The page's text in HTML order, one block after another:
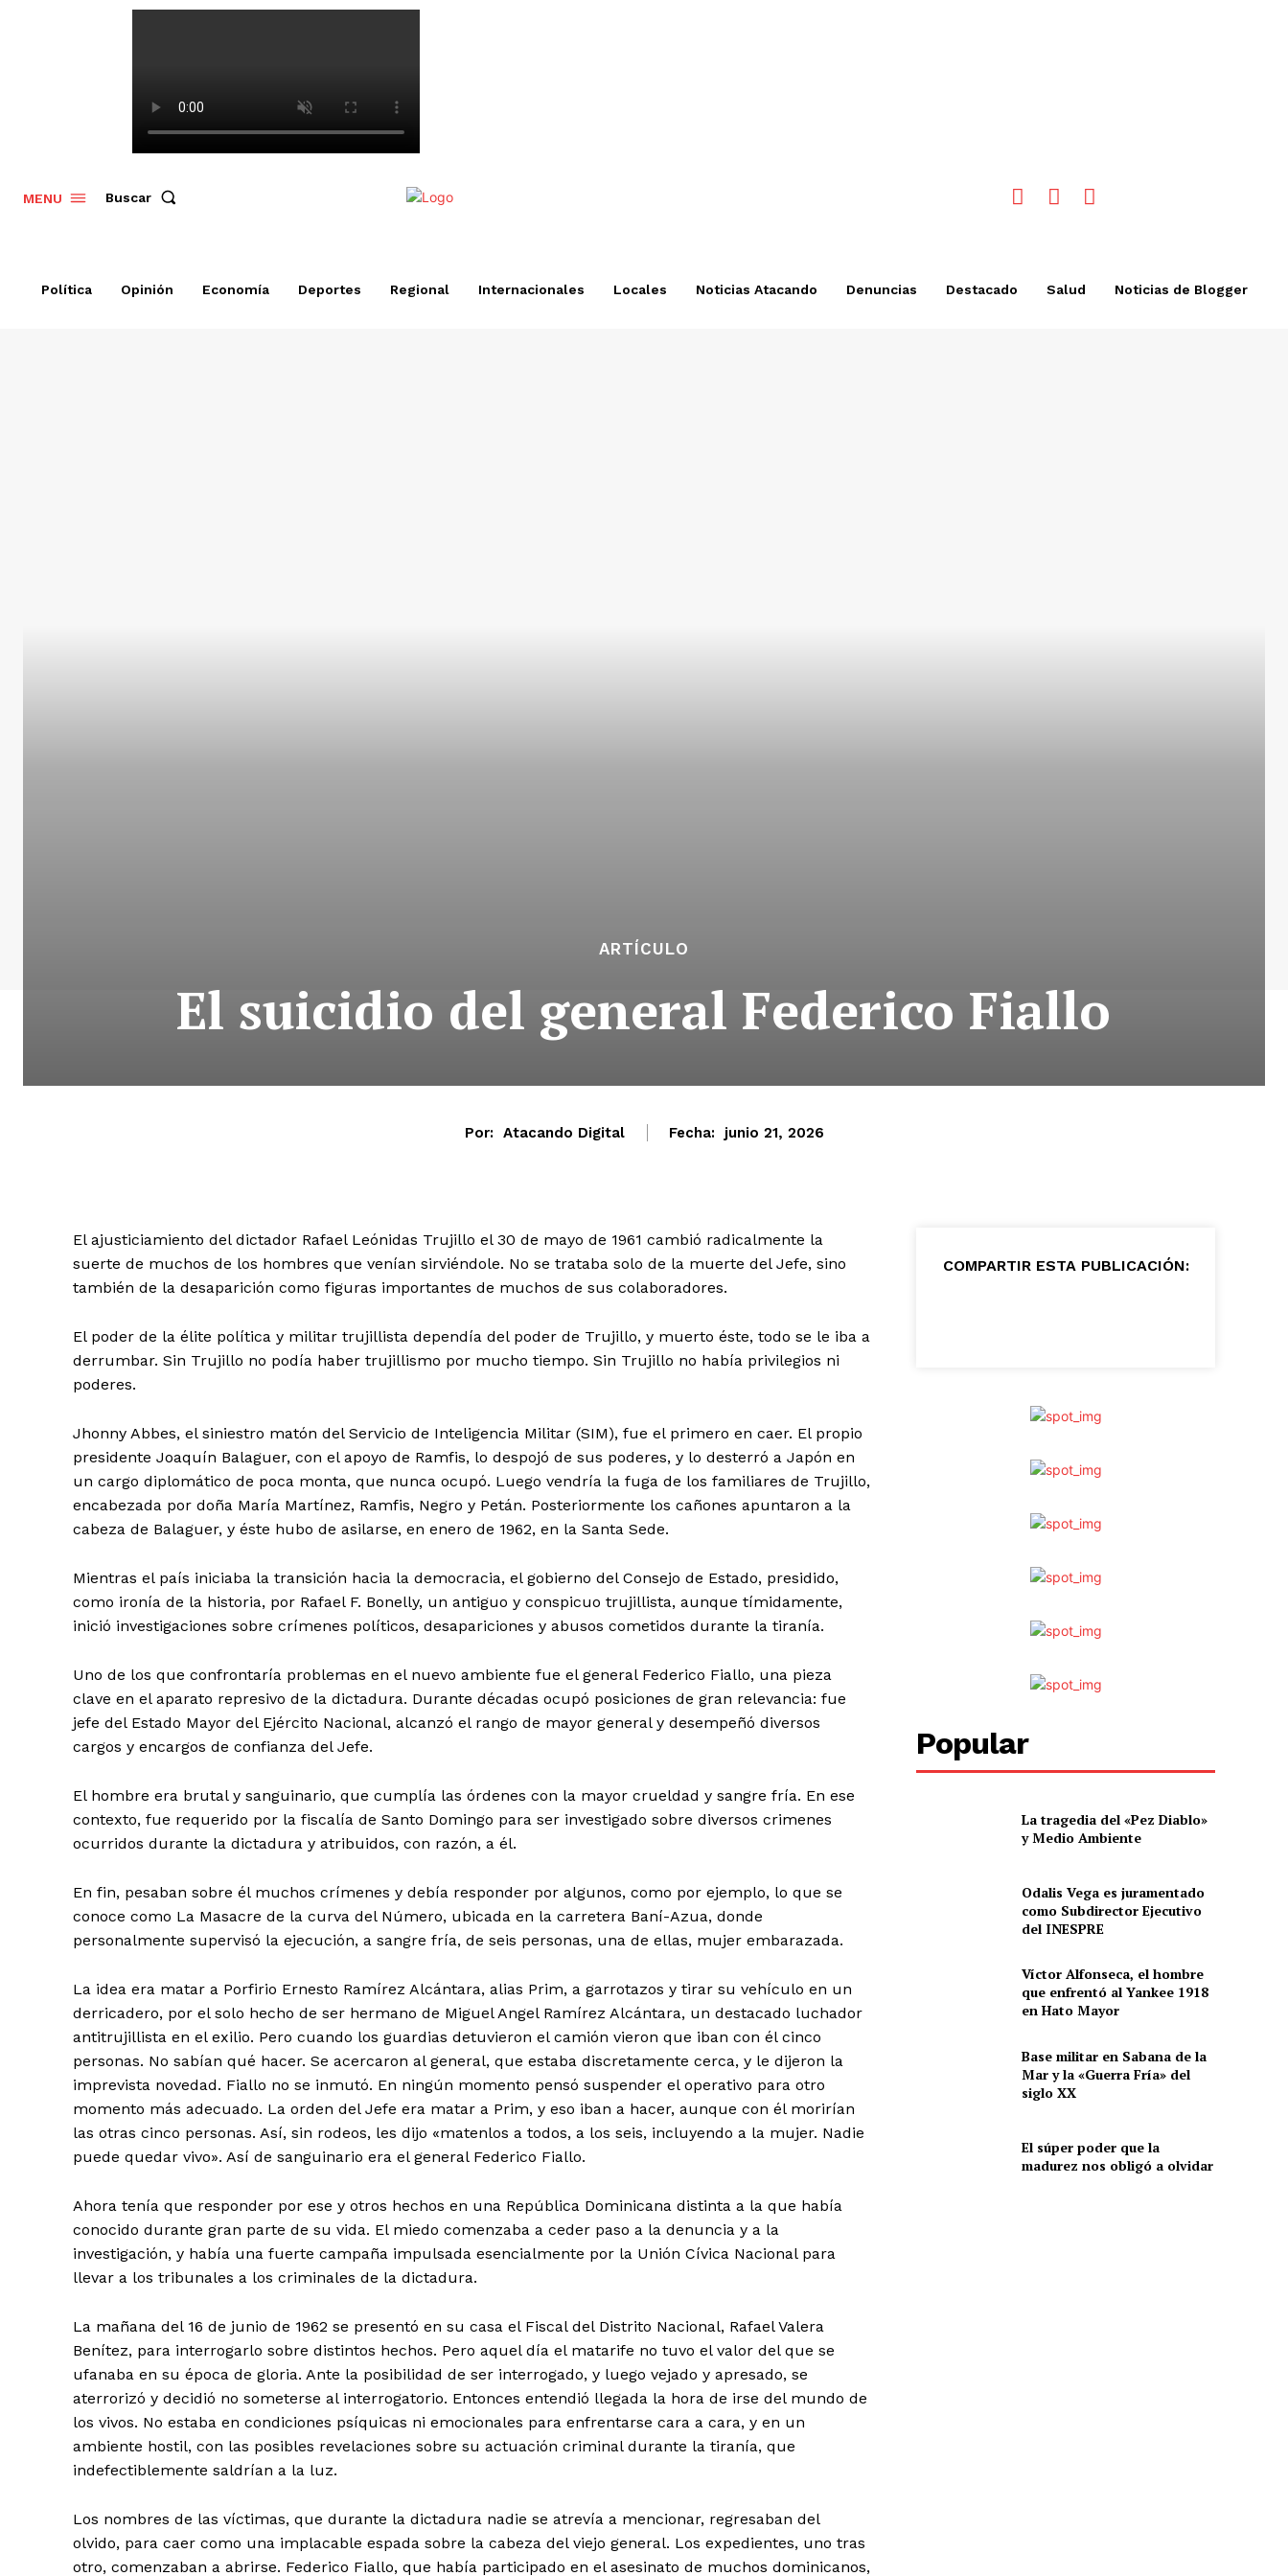
MENU Buscar
Política Opinión Economía Deportes Regional Internacionales Locales Noticias Atacando Denuncias Destacado Salud Noticias de Blogger
ARTÍCULO
El suicidio del general Federico Fiallo
Por: Atacando Digital Fecha: junio 21, 2026
El ajusticiamiento del dictador Rafael Leónidas Trujillo el 30 de mayo de 1961 cambió radicalmente la
suerte de muchos de los hombres que venían sirviéndole. No se trataba solo de la muerte del Jefe, sino
también de la desaparición como figuras importantes de muchos de sus colaboradores.
El poder de la élite política y militar trujillista dependía del poder de Trujillo, y muerto éste, todo se le iba a
derrumbar. Sin Trujillo no podía haber trujillismo por mucho tiempo. Sin Trujillo no había privilegios ni
poderes.
Jhonny Abbes, el siniestro matón del Servicio de Inteligencia Militar (SIM), fue el primero en caer. El propio
presidente Joaquín Balaguer, con el apoyo de Ramfis, lo despojó de sus poderes, y lo desterró a Japón en
un cargo diplomático de poca monta, que nunca ocupó. Luego vendría la fuga de los familiares de Trujillo,
encabezada por doña María Martínez, Ramfis, Negro y Petán. Posteriormente los cañones apuntaron a la
cabeza de Balaguer, y éste hubo de asilarse, en enero de 1962, en la Santa Sede.
Mientras el país iniciaba la transición hacia la democracia, el gobierno del Consejo de Estado, presidido,
como ironía de la historia, por Rafael F. Bonelly, un antiguo y conspicuo trujillista, aunque tímidamente,
inició investigaciones sobre crímenes políticos, desapariciones y abusos cometidos durante la tiranía.
Uno de los que confrontaría problemas en el nuevo ambiente fue el general Federico Fiallo, una pieza
clave en el aparato represivo de la dictadura. Durante décadas ocupó posiciones de gran relevancia: fue
jefe del Estado Mayor del Ejército Nacional, alcanzó el rango de mayor general y desempeñó diversos
cargos y encargos de confianza del Jefe.
El hombre era brutal y sanguinario, que cumplía las órdenes con la mayor crueldad y sangre fría. En ese
contexto, fue requerido por la fiscalía de Santo Domingo para ser investigado sobre diversos crimenes
ocurridos durante la dictadura y atribuidos, con razón, a él.
En fin, pesaban sobre él muchos crímenes y debía responder por algunos, como por ejemplo, lo que se
conoce como La Masacre de la curva del Número, ubicada en la carretera Baní-Azua, donde
personalmente supervisó la ejecución, a sangre fría, de seis personas, una de ellas, mujer embarazada.
La idea era matar a Porfirio Ernesto Ramírez Alcántara, alias Prim, a garrotazos y tirar su vehículo en un
derricadero, por el solo hecho de ser hermano de Miguel Angel Ramírez Alcántara, un destacado luchador
antitrujillista en el exilio. Pero cuando los guardias detuvieron el camión vieron que iban con él cinco
personas. No sabían qué hacer. Se acercaron al general, que estaba discretamente cerca, y le dijeron la
imprevista novedad. Fiallo no se inmutó. En ningún momento pensó suspender el operativo para otro
momento más adecuado. La orden del Jefe era matar a Prim, y eso iban a hacer, aunque con él morirían
las otras cinco personas. Así, sin rodeos, les dijo «matenlos a todos, a los seis, incluyendo a la mujer. Nadie
puede quedar vivo». Así de sanguinario era el general Federico Fiallo.
Ahora tenía que responder por ese y otros hechos en una República Dominicana distinta a la que había
conocido durante gran parte de su vida. El miedo comenzaba a ceder paso a la denuncia y a la
investigación, y había una fuerte campaña impulsada esencialmente por la Unión Cívica Nacional para
llevar a los tribunales a los criminales de la dictadura.
La mañana del 16 de junio de 1962 se presentó en su casa el Fiscal del Distrito Nacional, Rafael Valera
Benítez, para interrogarlo sobre distintos hechos. Pero aquel día el matarife no tuvo el valor del que se
ufanaba en su época de gloria. Ante la posibilidad de ser interrogado, y luego vejado y apresado, se
aterrorizó y decidió no someterse al interrogatorio. Entonces entendió llegada la hora de irse del mundo de
los vivos. No estaba en condiciones psíquicas ni emocionales para enfrentarse cara a cara, y en un
ambiente hostil, con las posibles revelaciones sobre su actuación criminal durante la tiranía, que
indefectiblemente saldrían a la luz.
Los nombres de las víctimas, que durante la dictadura nadie se atrevía a mencionar, regresaban del
olvido, para caer como una implacable espada sobre la cabeza del viejo general. Los expedientes, uno tras
otro, comenzaban a abrirse. Federico Fiallo, que había participado en el asesinato de muchos dominicanos,
COMPARTIR ESTA PUBLICACIÓN:
Popular
La tragedia del «Pez Diablo»
y Medio Ambiente
Odalis Vega es juramentado
como Subdirector Ejecutivo
del INESPRE
Víctor Alfonseca, el hombre
que enfrentó al Yankee 1918
en Hato Mayor
Base militar en Sabana de la
Mar y la «Guerra Fría» del
siglo XX
El súper poder que la
madurez nos obligó a olvidar